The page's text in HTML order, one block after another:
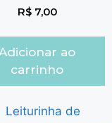
R$7,00
ao
carrinho